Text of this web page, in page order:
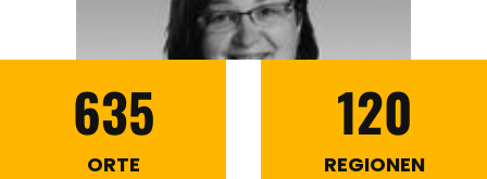
635
ORTE
120
REGIONEN